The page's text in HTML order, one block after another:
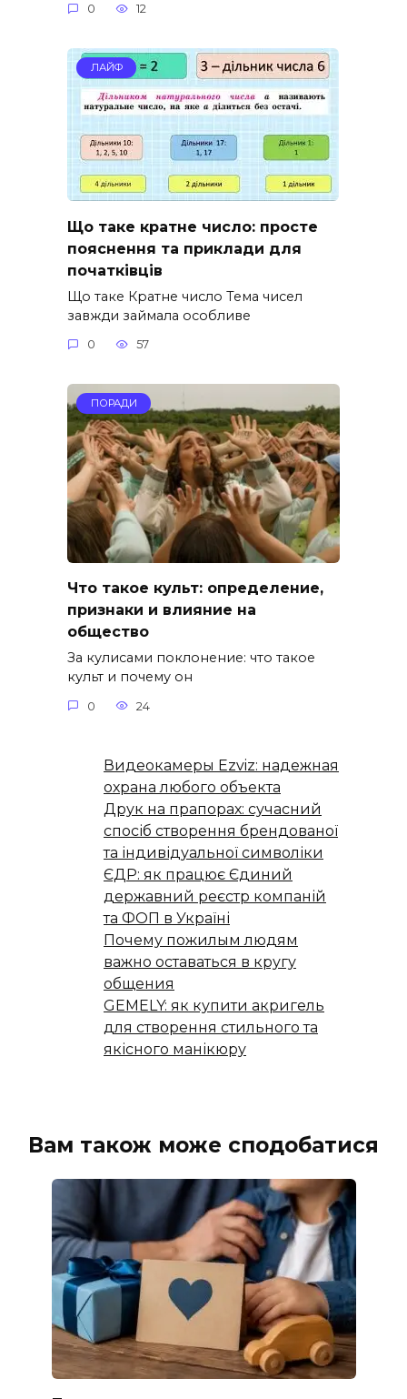
0 12
ЛАЙФ
Що таке кратне число: просте
пояснення та приклади для
початківців
Що таке Кратне число Тема чисел
завжди займала особливе
0 57
ПОРАДИ
Что такое культ: определение,
признаки и влияние на
общество
За кулисами поклонение: что такое
культ и почему он
0 24
Видеокамеры Ezviz: надежная
охрана любого объекта
Друк на прапорах: сучасний
спосіб створення брендованої
та індивідуальної символіки
ЄДР: як працює Єдиний
державний реєстр компаній
та ФОП в Україні
Почему пожилым людям
важно оставаться в кругу
общения
GEMELY: як купити акригель
для створення стильного та
якісного манікюру
Вам також може сподобатися